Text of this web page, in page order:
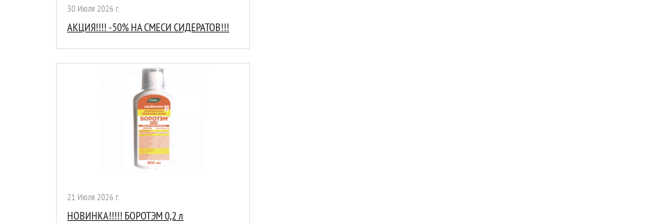
30 Июля 2026 г.
АКЦИЯ!!!! -50% НА СМЕСИ СИДЕРАТОВ!!!
21 Июля 2026 г.
НОВИНКА!!!!! БОРОТЭМ 0,2 л